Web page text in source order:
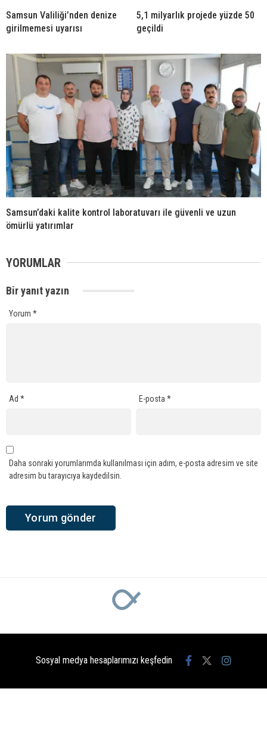
Samsun Valiliği’nden denize
girilmemesi uyarısı
5,1 milyarlık projede yüzde 50
geçildi
Samsun’daki kalite kontrol laboratuvarı ile güvenli ve uzun
ömürlü yatırımlar
YORUMLAR
Bir yanıt yazın
Yorum *
Ad * E-posta*
Daha sonraki yorumlarımda kullanılması için adım, e-posta adresim ve site
adresim bu tarayıcıya kaydedilsin.
Sosyal medya hesaplarımızı keşfedin